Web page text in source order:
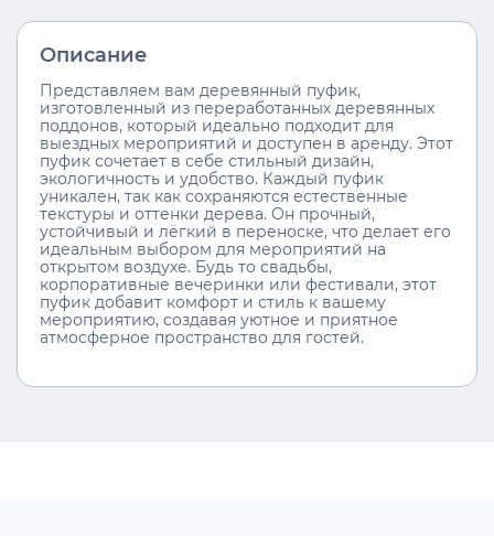
Описание
Представляем вам деревянный пуфик,
изготовленный из переработанных деревянных
поддонов, который идеально подходит для
выездных мероприятий и доступен в аренду. Этот
пуфик сочетает в себе стильный дизайн,
экологичность и удобство. Каждый пуфик
уникален, так как сохраняются естественные
текстуры и оттенки дерева. Он прочный,
устойчивый и лёгкий в переноске, что делает его
идеальным выбором для мероприятий на
открытом воздухе. Будь то свадьбы,
корпоративные вечеринки или фестивали, этот
пуфик добавит комфорт и стиль к вашему
мероприятию, создавая уютное и приятное
атмосферное пространство для гостей.